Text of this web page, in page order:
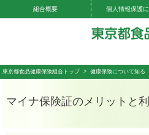
組合概要 個人情報保護
東京都食品健康保険組合トップ> 健康保険について知る
マイナ保険証のメリットと